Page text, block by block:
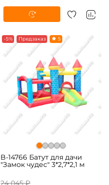
-5% Предзаказ 5
B-14766 Батут для дачи
"Замок чудес" 3*2,7*2,1 м
24 045 ₽